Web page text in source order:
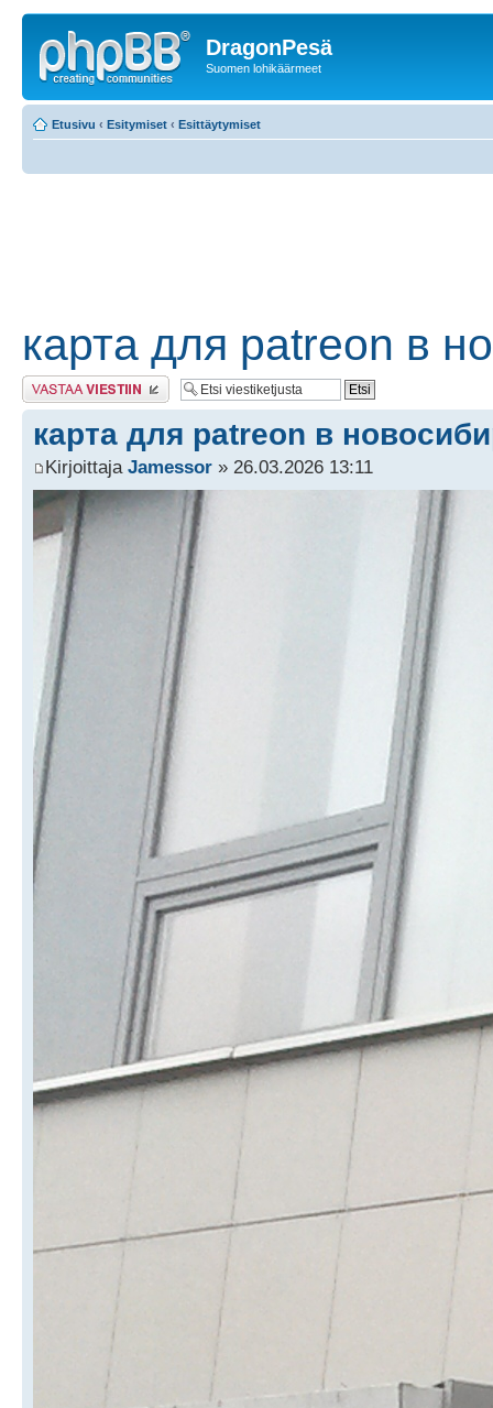
DragonPesä
Suomen lohikäärmeet
Etusivu ‹ Esitymiset ‹ Esittäytymiset
карта для patreon в
Lähetä vastaus
карта для patreon в
Kirjoittaja Jamessor » 26.03.2026 13:11